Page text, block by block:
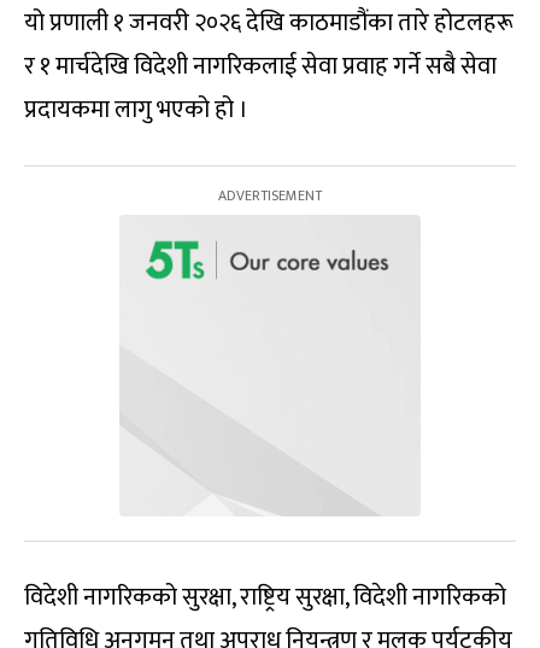
यो प्रणाली १ जनवरी २०२६ देखि काठमाडौंका तारे होटलहरू
र १ मार्चदेखि विदेशी नागरिकलाई सेवा प्रवाह गर्ने सबै सेवा
प्रदायकमा लागु भएको हो ।
विदेशी नागरिकको सुरक्षा, राष्ट्रिय सुरक्षा, विदेशी नागरिकको